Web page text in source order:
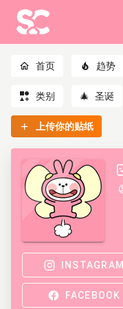
首页 趋势
类别 🎄 圣诞
上传你的贴纸
INSTAGRAM
FACEBOOK